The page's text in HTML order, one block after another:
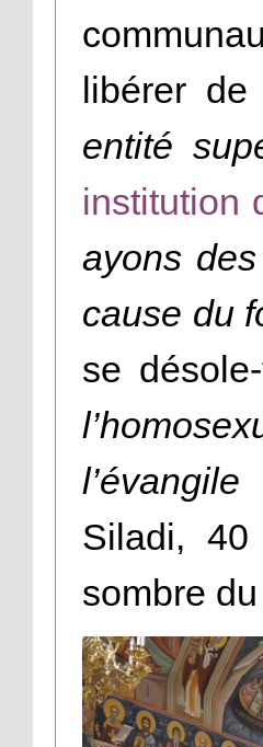
libérer
entité
institution
ayons
cause du
se
l’évangile
Siladi,
sombre